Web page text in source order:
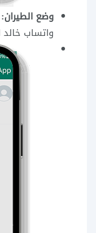
وضع الطيران:
واتساب